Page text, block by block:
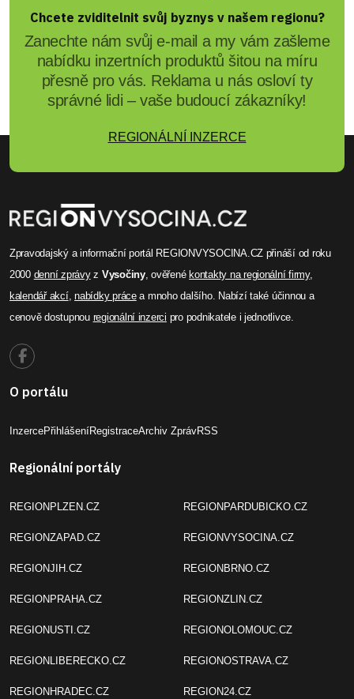
Chcete zviditelnit svůj byznys v našem regionu?
Zanechte nám svůj e-mail a my vám zašleme
nabídku inzertních produktů šitou na míru
přesně pro vás. Reklama u nás osloví ty
správné lidi – vaše budoucí zákazníky!
REGIONÁLNÍ INZERCE
Zpravodajský a informační portál REGIONVYSOCINA.CZ přináší od roku
2000 denní zprávyz Vysočiny, ověřené kontakty na regionální firmy,
kalendář akcí,nabídky prácea mnoho dalšího. Nabízí také účinnou a
cenově dostupnou regionální inzerci pro podnikatele i jednotlivce.
O portálu
InzercePřihlášeníRegistraceArchiv ZprávRSS
Regionální portály
REGIONPLZEN.CZ
REGIONZAPAD.CZ
REGIONJIH.CZ
REGIONPRAHA.CZ
REGIONUSTI.CZ
REGIONLIBERECKO.CZ
REGIONHRADEC.CZ
REGIONPARDUBICKO.CZ
REGIONVYSOCINA.CZ
REGIONBRNO.CZ
REGIONZLIN.CZ
REGIONOLOMOUC.CZ
REGIONOSTRAVA.CZ
REGION24.CZ